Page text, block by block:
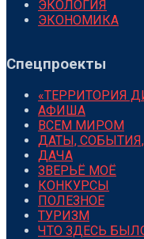
ЭКОЛОГИЯ
ЭКОНОМИКА
Спецпроекты
«ТЕРРИТОРИЯ
АФИША
ВСЕМ МИРОМ
ДАТЫ,
ДАЧА
ЗВЕРЬЁ МОЁ
КОНКУРСЫ
ПОЛЕЗНОЕ
ТУРИЗМ
ЧТО ЗДЕСЬ